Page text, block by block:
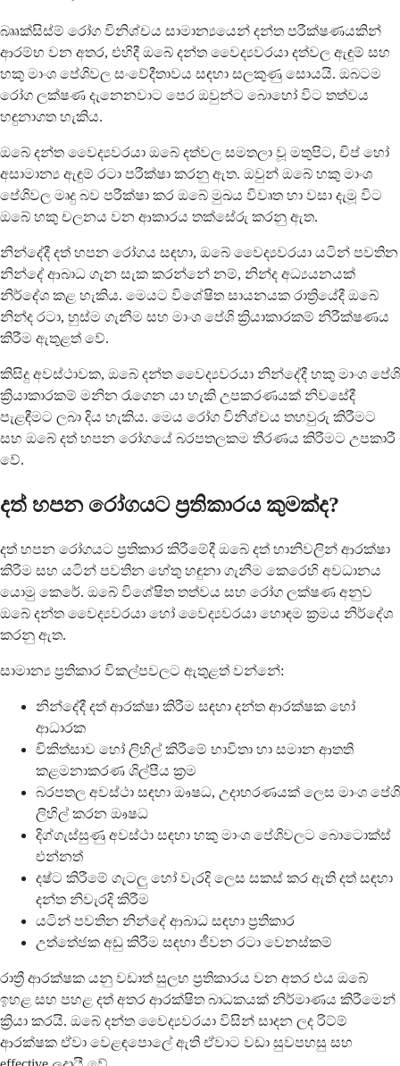
බෲක්සිස්ම් රෝග විනිශ්චය සාමාන්‍යයෙන් දන්ත පරීක්ෂණයකින්
ආරම්භ වන අතර, එහිදී ඔබේ දන්ත වෛද්‍යවරයා දත්වල ඇඳුම් සහ
හකු මාංශ පේශිවල සංවේදීතාවය සඳහා සලකුණු සොයයි. ඔබටම
රෝග ලක්ෂණ දැනෙනවාට පෙර ඔවුන්ට බොහෝ විට තත්වය
හඳුනාගත හැකිය.
ඔබේ දන්ත වෛද්‍යවරයා ඔබේ දත්වල සමතලා වූ මතුපිට, චිප් හෝ
අසාමාන්‍ය ඇඳුම් රටා පරීක්ෂා කරනු ඇත. ඔවුන් ඔබේ හකු මාංශ
පේශිවල මෘදු බව පරීක්ෂා කර ඔබේ මුඛය විවෘත හා වසා දැමූ විට
ඔබේ හකු චලනය වන ආකාරය තක්සේරු කරනු ඇත.
නින්දේදී දත් හපන රෝගය සඳහා, ඔබේ වෛද්‍යවරයා යටින් පවතින
නින්දේ ආබාධ ගැන සැක කරන්නේ නම්, නින්ද අධ්‍යයනයක්
නිර්දේශ කළ හැකිය. මෙයට විශේෂිත සායනයක රාත්‍රියේදී ඔබේ
නින්ද රටා, හුස්ම ගැනීම සහ මාංශ පේශි ක්‍රියාකාරකම් නිරීක්ෂණය
කිරීම ඇතුළත් වේ.
කිසිදු අවස්ථාවක, ඔබේ දන්ත වෛද්‍යවරයා නින්දේදී හකු මාංශ පේශි
ක්‍රියාකාරකම් මනින රැගෙන යා හැකි උපකරණයක් නිවසේදී
පැළඳීමට ලබා දිය හැකිය. මෙය රෝග විනිශ්චය තහවුරු කිරීමට
සහ ඔබේ දත් හපන රෝගයේ බරපතලකම තීරණය කිරීමට උපකාරී
වේ.
දත් හපන රෝගයට ප්‍රතිකාරය කුමක්ද?
දත් හපන රෝගයට ප්‍රතිකාර කිරීමේදී ඔබේ දත් හානිවලින් ආරක්ෂා
කිරීම සහ යටින් පවතින හේතු හඳුනා ගැනීම කෙරෙහි අවධානය
යොමු කෙරේ. ඔබේ විශේෂිත තත්වය සහ රෝග ලක්ෂණ අනුව
ඔබේ දන්ත වෛද්‍යවරයා හෝ වෛද්‍යවරයා හොඳම ක්‍රමය නිර්දේශ
කරනු ඇත.
සාමාන්‍ය ප්‍රතිකාර විකල්පවලට ඇතුළත් වන්නේ:
නින්දේදී දත් ආරක්ෂා කිරීම සඳහා දන්ත ආරක්ෂක හෝ
ආධාරක
චිකිත්සාව හෝ ලිහිල් කිරීමේ භාවිතා හා සමාන ආතති
කළමනාකරණ ශිල්පීය ක්‍රම
බරපතල අවස්ථා සඳහා ඖෂධ, උදාහරණයක් ලෙස මාංශ පේශි
ලිහිල් කරන ඖෂධ
දිග්ගැස්සුණු අවස්ථා සඳහා හකු මාංශ පේශිවලට බොටොක්ස්
එන්නත්
දෂ්ට කිරීමේ ගැටලු හෝ වැරදි ලෙස සකස් කර ඇති දත් සඳහා
දන්ත නිවැරදි කිරීම
යටින් පවතින නින්දේ ආබාධ සඳහා ප්‍රතිකාර
උත්තේජක අඩු කිරීම සඳහා ජීවන රටා වෙනස්කම්
රාත්‍රී ආරක්ෂක යනු වඩාත් සුලභ ප්‍රතිකාරය වන අතර එය ඔබේ
ඉහළ සහ පහළ දත් අතර ආරක්ෂිත බාධකයක් නිර්මාණය කිරීමෙන්
ක්‍රියා කරයි. ඔබේ දන්ත වෛද්‍යවරයා විසින් සාදන ලද රිට්ම්
ආරක්ෂක ඒවා වෙළඳපොලේ ඇති ඒවාට වඩා සුවපහසු සහ